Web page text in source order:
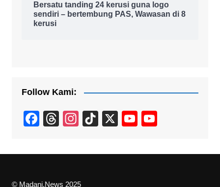
Bersatu tanding 24 kerusi guna logo
sendiri – bertembung PAS, Wawasan di 8
kerusi
Follow Kami:
F
c
b
T
e
d
In
a
a
Ti
T
X
Y
u
u
© Madani.News 2025